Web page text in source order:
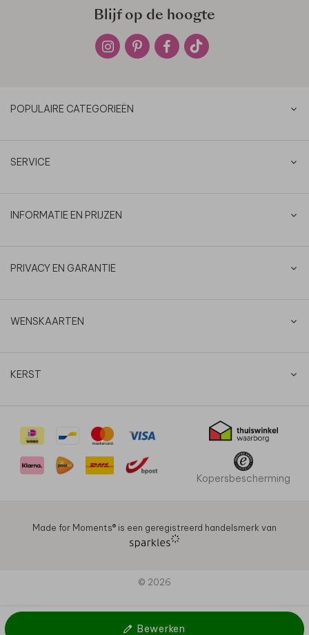
Bewerken
Blijf op de hoogte
POPULAIRE CATEGORIEËN
SERVICE
INFORMATIE EN PRIJZEN
PRIVACY EN GARANTIE
WENSKAARTEN
KERST
Kopersbescherming
Made for Moments®️ is een geregistreerd handelsmerk van
© 2026